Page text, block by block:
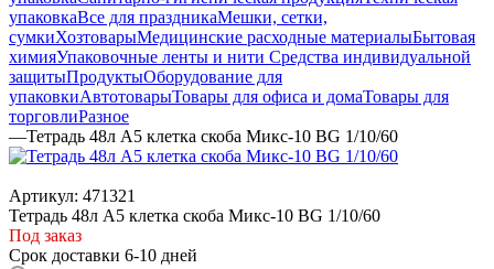
упаковкаВсе для праздникаМешки, сетки,
сумкиХозтоварыМедицинские расходные материалыБытовая
химияУпаковочные ленты и нити Средства индивидуальной
защитыПродуктыОборудование для
упаковкиАвтотоварыТовары для офиса и домаТовары для
торговлиРазное
—Тетрадь 48л А5 клетка скоба Микс-10 BG 1/10/60
Артикул: 471321
Тетрадь 48л А5 клетка скоба Микс-10 BG 1/10/60
Под заказ
Срок доставки 6-10 дней